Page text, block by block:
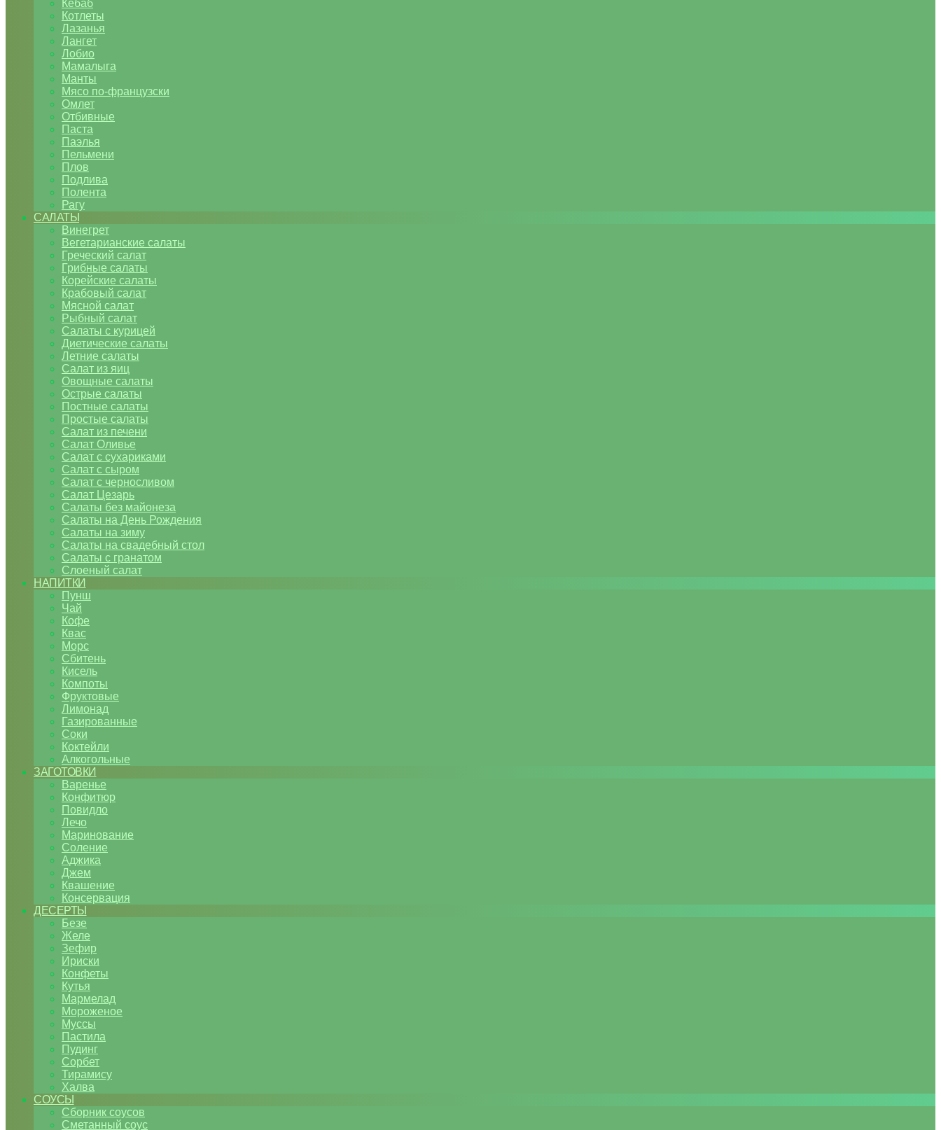
Кебаб
Котлеты
Лазанья
Лангет
Лобио
Мамалыга
Манты
Мясо по-французски
Омлет
Отбивные
Паста
Паэлья
Пельмени
Плов
Подлива
Полента
Рагу
САЛАТЫ
Винегрет
Вегетарианские салаты
Греческий салат
Грибные салаты
Корейские салаты
Крабовый салат
Мясной салат
Рыбный салат
Салаты с курицей
Диетические салаты
Летние салаты
Салат из яиц
Овощные салаты
Острые салаты
Постные салаты
Простые салаты
Салат из печени
Салат Оливье
Салат с сухариками
Салат с сыром
Салат с черносливом
Салат Цезарь
Салаты без майонеза
Салаты на День Рождения
Салаты на зиму
Салаты на свадебный стол
Салаты с гранатом
Слоеный салат
НАПИТКИ
Пунш
Чай
Кофе
Квас
Морс
Сбитень
Кисель
Компоты
Фруктовые
Лимонад
Газированные
Соки
Коктейли
Алкогольные
ЗАГОТОВКИ
Варенье
Конфитюр
Повидло
Лечо
Маринование
Соление
Аджика
Джем
Квашение
Консервация
ДЕСЕРТЫ
Безе
Желе
Зефир
Ириски
Конфеты
Кутья
Мармелад
Мороженое
Муссы
Пастила
Пудинг
Сорбет
Тирамису
Халва
СОУСЫ
Сборник соусов
Сметанный соус